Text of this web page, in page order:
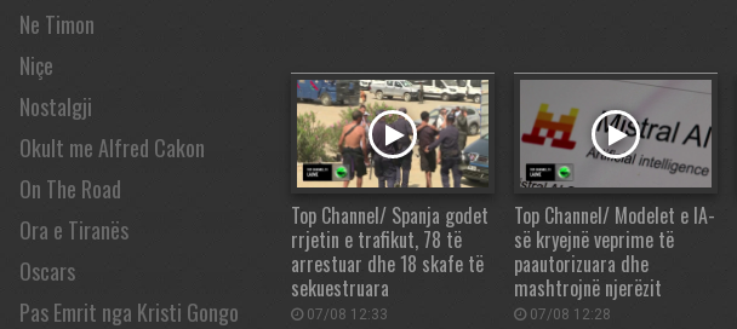
Ne Timon
Niçe
Nostalgji
Okult me Alfred Cakon
On The Road
Ora e Tiranës
Oscars
Pas Emrit nga Kristi Gongo
Top Channel/ Spanja godet
rrjetin e trafikut, 78 të
arrestuar dhe 18 skafe të
sekuestruara
07/08 12:33
Top Channel/ Modelet e IA-
së kryejnë veprime të
paautorizuara dhe
mashtrojnë njerëzit
07/08 12:28